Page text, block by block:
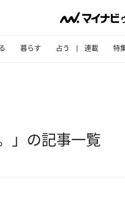
暮らす 占う 連載 特
」の記事一覧